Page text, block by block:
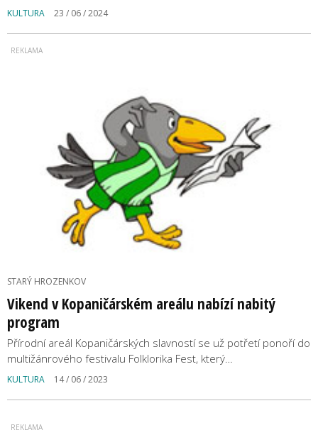
KULTURA 23 / 06 / 2024
STARÝ HROZENKOV
Vikend v Kopaničárském areálu nabízí nabitý
program
Přírodní areál Kopaničárských slavností se už potřetí ponoří do
multižánrového festivalu Folklorika Fest, který…
KULTURA 14 / 06 / 2023